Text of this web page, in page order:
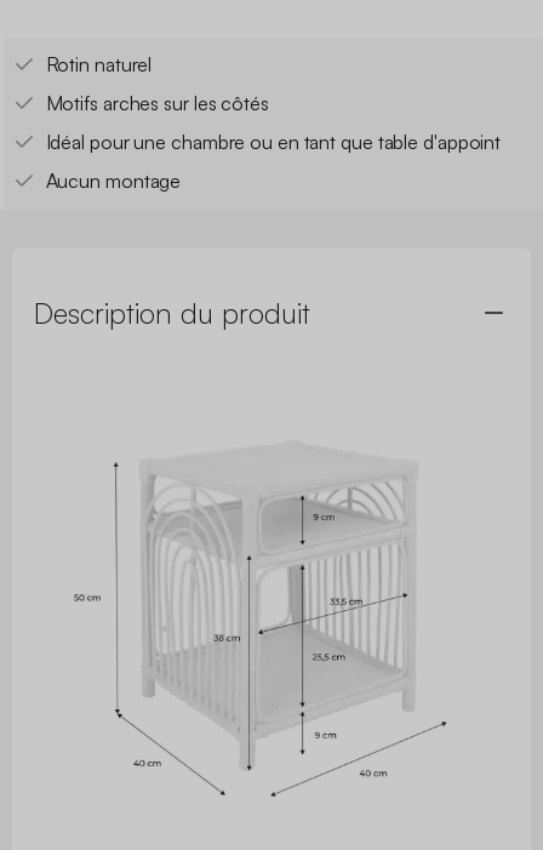
Rotin naturel
Motifs arches sur les côtés
Idéal pour une chambre ou en tant que table d'appoint
Aucun montage
Description du produit